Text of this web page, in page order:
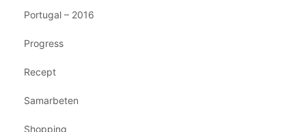
Portugal – 2016
Progress
Recept
Samarbeten
Shopping